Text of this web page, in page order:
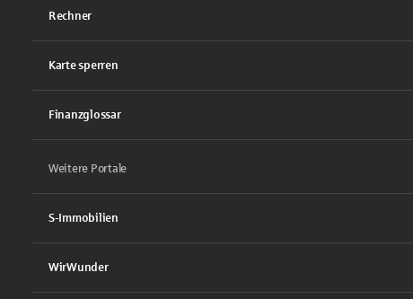
Rechner
Karte sperren
Finanzglossar
Weitere Portale
S-Immobilien
WirWunder